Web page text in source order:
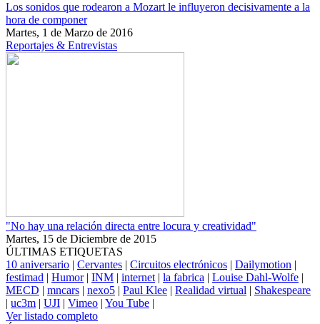
Los sonidos que rodearon a Mozart le influyeron decisivamente a la
hora de componer
Martes, 1 de Marzo de 2016
Reportajes & Entrevistas
"No hay una relación directa entre locura y creatividad"
Martes, 15 de Diciembre de 2015
ÚLTIMAS ETIQUETAS
10 aniversario | Cervantes | Circuitos electrónicos | Dailymotion |
festimad | Humor| INM | internet | la fabrica | Louise Dahl-Wolfe |
MECD | mncars | nexo5 | Paul Klee | Realidad virtual | Shakespeare
| uc3m | UJI | Vimeo | You Tube |
Ver listado completo